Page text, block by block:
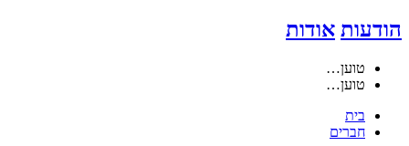
הודעות אודות
טוען…
טוען…
בית
חברים